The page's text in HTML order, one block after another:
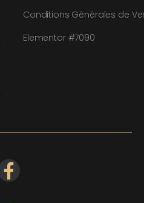
Conditions Générales de
Elementor #7090